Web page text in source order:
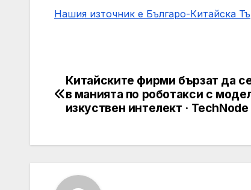
Нашия източник е Българо-Китайска
Post
navigation
Китайските фирми бързат да
в манията по роботакси с
изкуствен интелект · TechNode